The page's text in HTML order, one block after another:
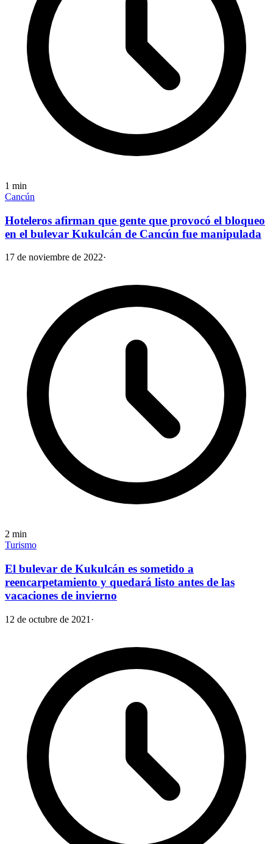
1 min
Cancún
Hoteleros afirman que gente que provocó el bloqueo
en el bulevar Kukulcán de Cancún fue manipulada
17 de noviembre de 2022·
2 min
Turismo
El bulevar de Kukulcán es sometido a
reencarpetamiento y quedará listo antes de las
vacaciones de invierno
12 de octubre de 2021 ·